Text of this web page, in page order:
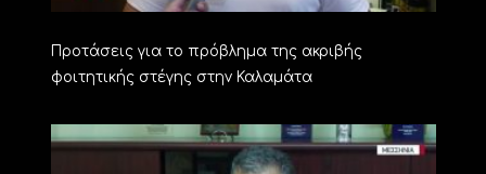
Προτάσεις για το πρόβλημα της ακριβής
φοιτητικής στέγης στην Καλαμάτα